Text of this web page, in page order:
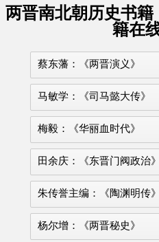
两晋南北朝历史书
籍在
蔡东藩：《两晋演义》
马敏学：《司马懿大传》
梅毅：《华丽血时代》
田余庆：《东晋门阀政治》
朱传誉主编：《陶渊明传》
杨尔增：《两晋秘史》